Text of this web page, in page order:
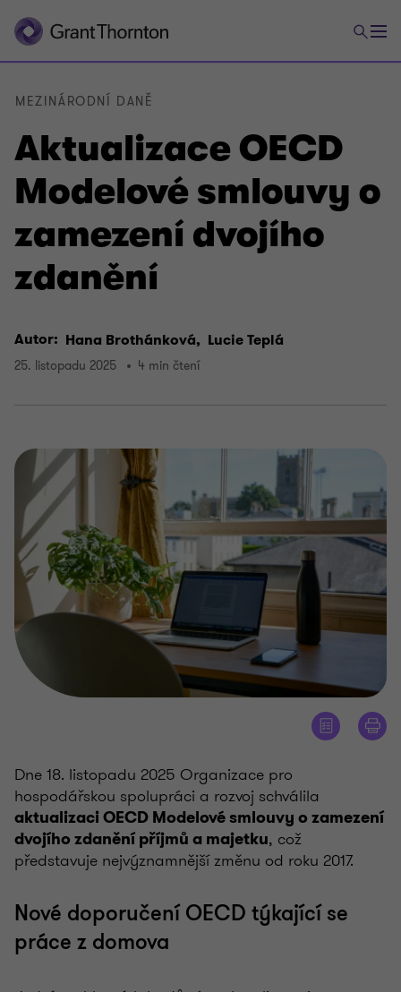
Aktualizace OECD
Modelové smlouvy o
zamezení dvojího
zdanění
MEZINÁRODNÍ DANĚ
Autor: Hana Brothánková, Lucie Teplá
25. listopadu 2025 4 min čtení
Dne 18. listopadu 2025 Organizace pro
hospodářskou spolupráci a rozvoj schválila
aktualizaci OECD Modelové smlouvy o zamezení
dvojího zdanění příjmů a majetku, což
představuje nejvýznamnější změnu od roku 2017.
Nové doporučení OECD týkající se
práce z domova